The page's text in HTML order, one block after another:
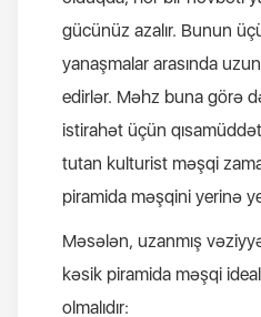
gücünüz azalır. Bunun
yanaşmalar arasında
edirlər. Məhz buna görə
istirahət üçün
tutan kulturist məşqi
piramida məşqini yerinə
Məsələn, uzanmış
kəsik piramida məşqi
olmalıdır: